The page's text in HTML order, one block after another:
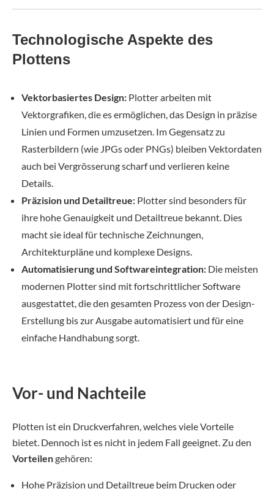
Technologische Aspekte des
Plottens
Vektorbasiertes Design: Plotter arbeiten mit
Vektorgrafiken, die es ermöglichen, das Design in präzise
Linien und Formen umzusetzen. Im Gegensatz zu
Rasterbildern (wie JPGs oder PNGs) bleiben Vektordaten
auch bei Vergrösserung scharf und verlieren keine
Details.
Präzision und Detailtreue: Plotter sind besonders für
ihre hohe Genauigkeit und Detailtreue bekannt. Dies
macht sie ideal für technische Zeichnungen,
Architekturpläne und komplexe Designs.
Automatisierung und Softwareintegration: Die meisten
modernen Plotter sind mit fortschrittlicher Software
ausgestattet, die den gesamten Prozess von der Design-
Erstellung bis zur Ausgabe automatisiert und für eine
einfache Handhabung sorgt.
Vor- und Nachteile
Plotten ist ein Druckverfahren, welches viele Vorteile
bietet. Dennoch ist es nicht in jedem Fall geeignet. Zu den
Vorteilengehören:
Hohe Präzision und Detailtreue beim Drucken oder